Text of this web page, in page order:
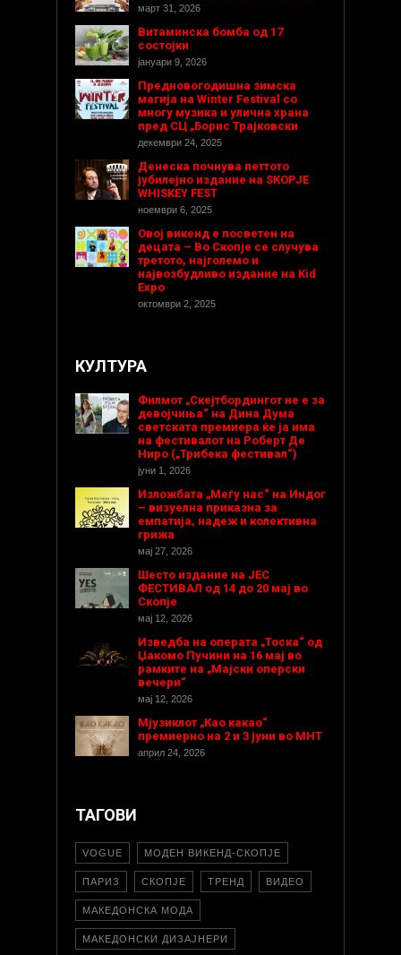
март 31, 2026
Витаминска бомба од 17
состојки
јануари 9, 2026
Предновогодишнa зимска
магија на Winter Festival со
многу музика и улична храна
пред СЦ „Борис Трајковски
декември 24, 2025
Денеска почнува петтото
јубилејно издание на SKOPJE
WHISKEY FEST
ноември 6, 2025
Овој викенд е посветен на
децата – Во Скопје се случува
третото, најголемо и
највозбудливо издание на Kid
Expo
октомври 2, 2025
КУЛТУРА
Филмот „Скејтбордингот не е за
девојчиња“ на Дина Дума
светската премиера ќе ја има
на фестивалот на Роберт Де
Ниро („Трибека фестивал“)
јуни 1, 2026
Изложбата „Меѓу нас“ на Индог
– визуелна приказна за
емпатија, надеж и колективна
грижа
мај 27, 2026
Шесто издание на ЈЕС
ФЕСТИВАЛ од 14 до 20 мај во
Скопје
мај 12, 2026
Изведба на операта „Тоска“ од
Џакомо Пучини на 16 мај во
рамките на „Мајски оперски
вечери“
мај 12, 2026
Мјузиклот „Као какао“
премиерно на 2 и 3 јуни во МНТ
април 24, 2026
ТАГОВИ
VOGUE МОДЕН ВИКЕНД-СКОПЈЕ
ПАРИЗ СКОПЈЕ ТРЕНД ВИДЕО
МАКЕДОНСКА МОДА
МАКЕДОНСКИ ДИЗАЈНЕРИ